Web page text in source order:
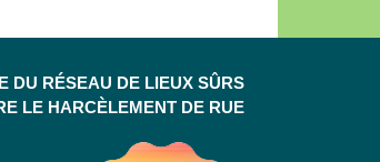
DU RÉSEAU DE LIEUX SÛRS
LE HARCÈLEMENT DE RUE